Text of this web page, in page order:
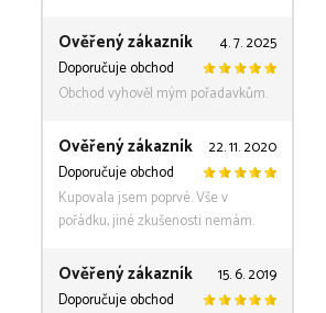
Ověřený zákazník
4. 7. 2025
Doporučuje obchod
Obchod vyhověl mým pořadavkům.
Ověřený zákazník
22. 11. 2020
Doporučuje obchod
Kupovala jsem poprvé. Vše v
pořádku, jiné zkušenosti nemám.
Ověřený zákazník
15. 6. 2019
Doporučuje obchod